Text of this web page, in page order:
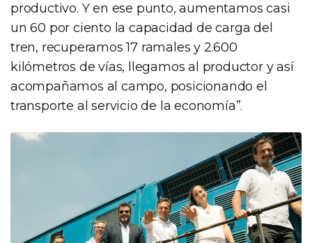
productivo. Y en ese punto, aumentamos casi
un 60 por ciento la capacidad de carga del
tren, recuperamos 17 ramales y 2.600
kilómetros de vías, llegamos al productor y así
acompañamos al campo, posicionando el
transporte al servicio de la economía”.